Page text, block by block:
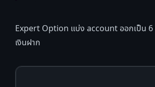
Expert Option แบ่ง account ออกเป็น 6
เงินฝาก